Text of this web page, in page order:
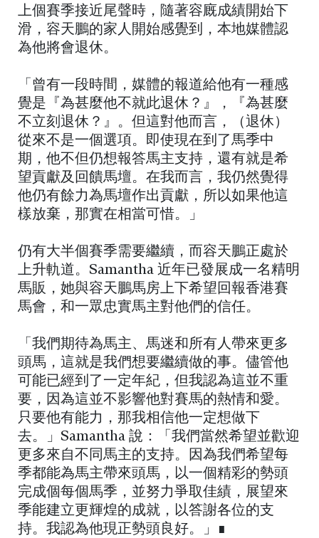
上個賽季接近尾聲時，隨著容廐成績開始下
滑，容天鵬的家人開始感覺到，本地媒體認
為他將會退休。
「曾有一段時間，媒體的報道給他有一種感
覺是『為甚麼他不就此退休？』，『為甚麼
不立刻退休？』。但這對他而言，（退休）
從來不是一個選項。即使現在到了馬季中
期，他不但仍想報答馬主支持，還有就是希
望貢獻及回饋馬壇。在我而言，我仍然覺得
他仍有餘力為馬壇作出貢獻，所以如果他這
樣放棄，那實在相當可惜。」
仍有大半個賽季需要繼續，而容天鵬正處於
上升軌道。Samantha 近年已發展成一名精明
馬販，她與容天鵬馬房上下希望回報香港賽
馬會，和一眾忠實馬主對他們的信任。
「我們期待為馬主、馬迷和所有人帶來更多
頭馬，這就是我們想要繼續做的事。儘管他
可能已經到了一定年紀，但我認為這並不重
要，因為這並不影響他對賽馬的熱情和愛。
只要他有能力，那我相信他一定想做下
去。」Samantha 說：「我們當然希望並歡迎
更多來自不同馬主的支持。因為我們希望每
季都能為馬主帶來頭馬，以一個精彩的勢頭
完成個每個馬季，並努力爭取佳績，展望來
季能建立更輝煌的成就，以答謝各位的支
持。我認為他現正勢頭良好。」∎